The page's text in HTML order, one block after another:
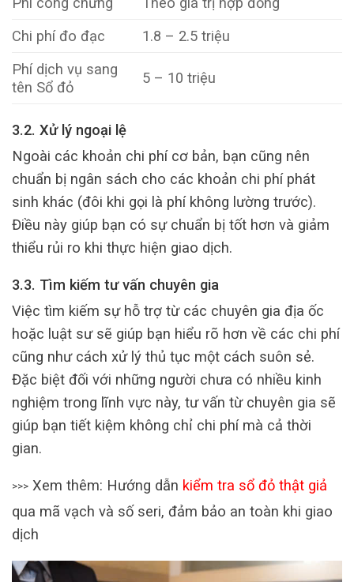
Chi phí đo đạc
1.8 – 2.5 triệu
Phí dịch vụ sang
tên Sổ đỏ
5 – 10 triệu
3.2. Xử lý ngoại lệ
Ngoài các khoản chi phí cơ bản, bạn cũng nên
chuẩn bị ngân sách cho các khoản chi phí phát
sinh khác (đôi khi gọi là phí không lường trước).
Điều này giúp bạn có sự chuẩn bị tốt hơn và giảm
thiểu rủi ro khi thực hiện giao dịch.
3.3. Tìm kiếm tư vấn chuyên gia
Việc tìm kiếm sự hỗ trợ từ các chuyên gia địa ốc
hoặc luật sư sẽ giúp bạn hiểu rõ hơn về các chi phí
cũng như cách xử lý thủ tục một cách suôn sẻ.
Đặc biệt đối với những người chưa có nhiều kinh
nghiệm trong lĩnh vực này, tư vấn từ chuyên gia sẽ
giúp bạn tiết kiệm không chỉ chi phí mà cả thời
gian.
>>> Xem thêm: Hướng dẫn kiểm tra sổ đỏ thật giả
qua mã vạch và số seri, đảm bảo an toàn khi giao
dịch